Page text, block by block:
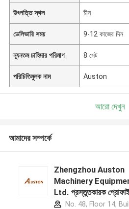
উৎপত্তি স্থল চীন
ডেলিভারি সময় 9-12 কাজের দিন
ন্যূনতম চাহিদার পরিমাণ 8 সেট
পরিচিতিমুলক নাম Auston
আরো দেখুন
আমাদের সম্পর্কে
Zhengzhou Auston
Machinery
Ltd. প্রস্তুতকারক
No. 48, Floor 14,